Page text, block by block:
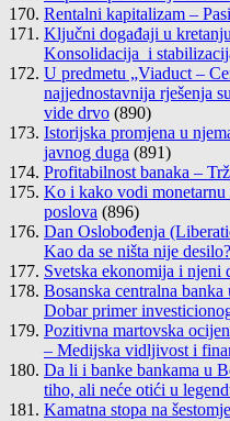
Rentalni kapitalizam –
Ključni događaji u
Konsolidacija i
U predmetu „Viaduct –
najjednostavnija rješenja
vide drvo (890)
Istorijska promjena u
javnog duga (891)
Profitabilnost banaka –
Ko i kako vodi
poslova (896)
Dan Oslobođenja
Kao da se ništa nije desilo?
Svetska ekonomija i njeni
Bosanska centralna
Dobar primer
Pozitivna martovska
– Medijska vidljivost i
Da li i banke bankama u
tiho, ali neće otići u
Kamatna stopa na